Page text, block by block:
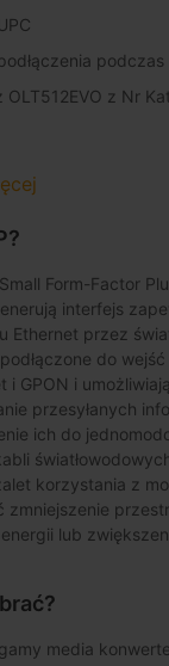
OLT512EVO z Nr
Form-Factor
interfejs
Ethernet przez
do
i GPON i umożliwiają
przesyłanych
ich do
korzystania z
zmniejszenie
lub
media